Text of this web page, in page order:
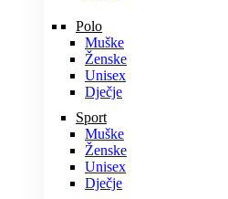
Polo
Muške
Ženske
Unisex
Dječje
Sport
Muške
Ženske
Unisex
Dječje